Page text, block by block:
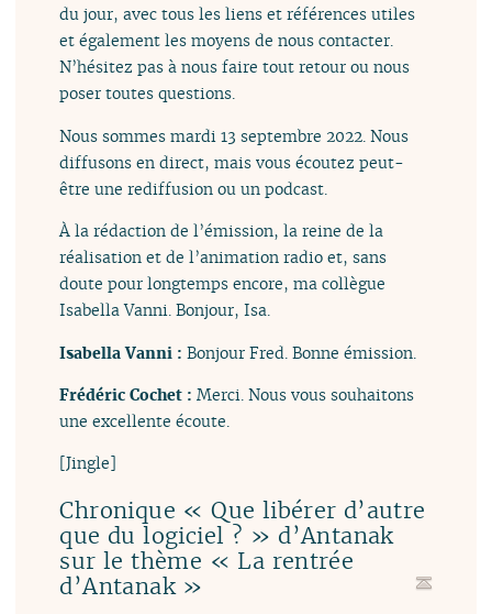
du jour, avec tous les liens et références utiles
et également les moyens de nous contacter.
N’hésitez pas à nous faire tout retour ou nous
poser toutes questions.
Nous sommes mardi 13 septembre 2022. Nous
diffusons en direct, mais vous écoutez peut-
être une rediffusion ou un podcast.
À la rédaction de l’émission, la reine de la
réalisation et de l’animation radio et, sans
doute pour longtemps encore, ma collègue
Isabella Vanni. Bonjour, Isa.
Isabella Vanni :Bonjour Fred. Bonne émission.
Frédéric Cochet :Merci. Nous vous souhaitons
une excellente écoute.
[Jingle]
Chronique « Que libérer d’autre
que du logiciel ? » d’Antanak
sur le thème « La rentrée
d’Antanak »